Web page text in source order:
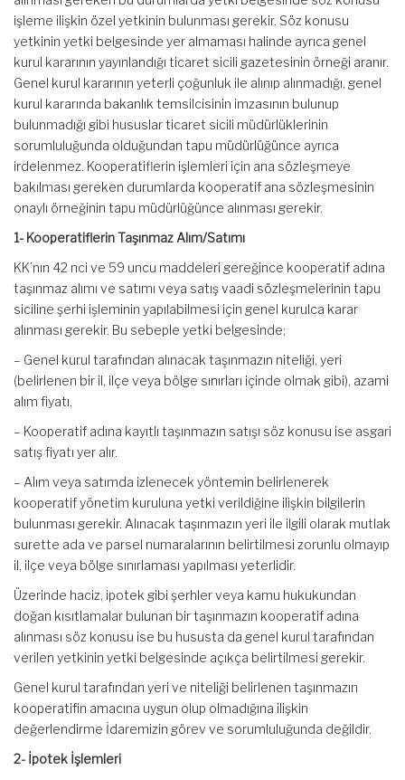
işleme ilişkin özel yetkinin bulunması gerekir. Söz konusu
yetkinin yetki belgesinde yer almaması halinde ayrıca genel
kurul kararının yayınlandığı ticaret sicili gazetesinin örneği aranır.
Genel kurul kararının yeterli çoğunluk ile alınıp alınmadığı, genel
kurul kararında bakanlık temsilcisinin imzasının bulunup
bulunmadığı gibi hususlar ticaret sicili müdürlüklerinin
sorumluluğunda olduğundan tapu müdürlüğünce ayrıca
irdelenmez. Kooperatiflerin işlemleri için ana sözleşmeye
bakılması gereken durumlarda kooperatif ana sözleşmesinin
onaylı örneğinin tapu müdürlüğünce alınması gerekir.
1- Kooperatiflerin Taşınmaz Alım/Satımı
KK’nın 42 nci ve 59 uncu maddeleri gereğince kooperatif adına
taşınmaz alımı ve satımı veya satış vaadi sözleşmelerinin tapu
siciline şerhi işleminin yapılabilmesi için genel kurulca karar
alınması gerekir. Bu sebeple yetki belgesinde;
– Genel kurul tarafından alınacak taşınmazın niteliği, yeri
(belirlenen bir il, ilçe veya bölge sınırları içinde olmak gibi), azami
alım fiyatı,
– Kooperatif adına kayıtlı taşınmazın satışı söz konusu ise asgari
satış fiyatı yer alır.
– Alım veya satımda izlenecek yöntemin belirlenerek
kooperatif yönetim kuruluna yetki verildiğine ilişkin bilgilerin
bulunması gerekir. Alınacak taşınmazın yeri ile ilgili olarak mutlak
surette ada ve parsel numaralarının belirtilmesi zorunlu olmayıp
il, ilçe veya bölge sınırlaması yapılması yeterlidir.
Üzerinde haciz, ipotek gibi şerhler veya kamu hukukundan
doğan kısıtlamalar bulunan bir taşınmazın kooperatif adına
alınması söz konusu ise bu hususta da genel kurul tarafından
verilen yetkinin yetki belgesinde açıkça belirtilmesi gerekir.
Genel kurul tarafından yeri ve niteliği belirlenen taşınmazın
kooperatifin amacına uygun olup olmadığına ilişkin
değerlendirme İdaremizin görev ve sorumluluğunda değildir.
2- İpotek İşlemleri